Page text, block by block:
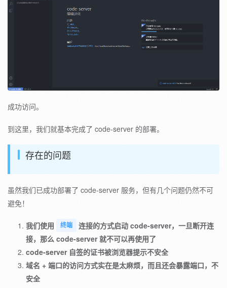
成功访问。
到这里，我们就基本完成了 code-server 的部署。
存在的问题
虽然我们已成功部署了 code-server 服务，但有几个问题仍然不可
避免！
我们使用 终端
连接的方式启动 code-server，一旦断开连
接，那么 code-server 就不可以再使用了
code-server 自签的证书被浏览器提示不安全
域名 + 端口的访问方式实在是太麻烦，而且还会暴露端口，不
安全